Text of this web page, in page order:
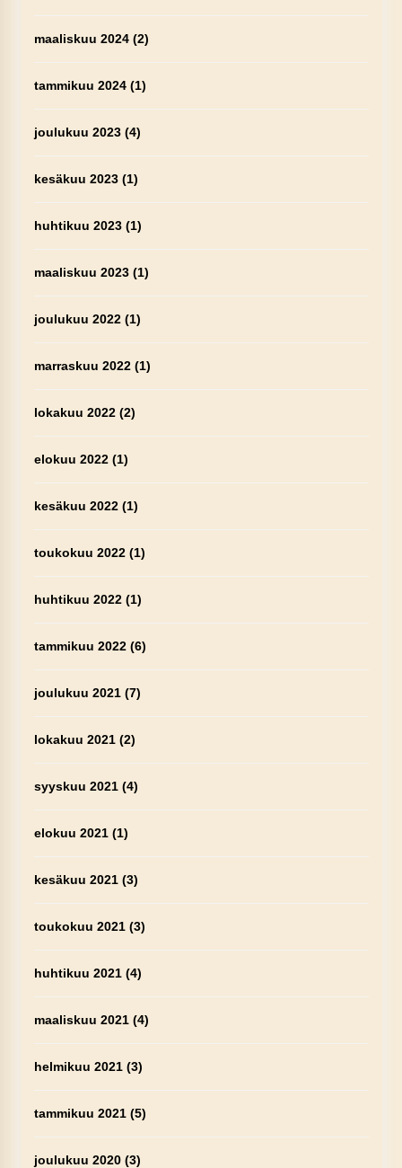
maaliskuu 2024(2)
tammikuu 2024(1)
joulukuu 2023(4)
kesäkuu 2023(1)
huhtikuu 2023(1)
maaliskuu 2023(1)
joulukuu 2022(1)
marraskuu 2022(1)
lokakuu 2022(2)
elokuu 2022(1)
kesäkuu 2022(1)
toukokuu 2022(1)
huhtikuu 2022(1)
tammikuu 2022(6)
joulukuu 2021(7)
lokakuu 2021(2)
syyskuu 2021(4)
elokuu 2021(1)
kesäkuu 2021(3)
toukokuu 2021(3)
huhtikuu 2021(4)
maaliskuu 2021(4)
helmikuu 2021(3)
tammikuu 2021(5)
joulukuu 2020(3)